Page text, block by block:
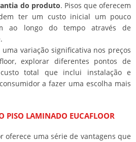
do produto. Pisos que oferecem
ter um custo inicial um pouco
ao longo do tempo através de
variação significativa nos preços
explorar diferentes pontos de
total que inclui instalação e
a fazer uma escolha mais
PISO LAMINADO EUCAFLOOR
oferece uma série de vantagens que